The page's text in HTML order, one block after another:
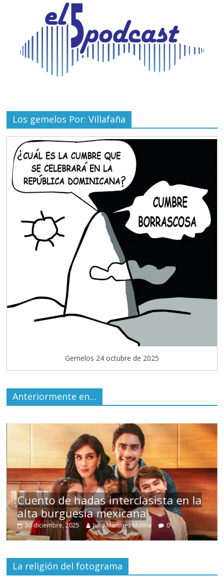
Los gemelos Por: Villafaña
Gemelos 24 octubre de 2025
Anteriormente en…
Cuento de hadas interclasista en la
alta burguesía mexicana
30 diciembre, 2025 Julio Martínez Molina 0
La religión del fotograma